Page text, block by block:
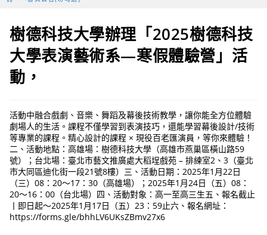
樹德科技大學辦理「2025樹德科技
大學表演藝術系—寒假體驗營」活
動，
活動中融合戲劇、音樂、舞蹈及幕後技術教學，讓你能全方位體驗
劇場人的生活。課程不僅學習到表演技巧，還能學習幕後設計/技術
等專業的課程。精心設計的課程 × 現役百老匯演員，等你來體驗！
二、活動地點：高雄場：樹德科技大學（高雄市燕巢區橫山路59
號）；台北場：臺北市藝文推廣處大稻埕戲苑 – 排練室2、3（臺北
市大同區迪化街一段21號8樓）三、活動日期：2025年1月22日
（三）08：20～17：30（高雄場）；2025年1月24日（五）08：
20～16：00（台北場）四、活動對象：高一至高三生五、報名截止
丨即日起～2025年1月17日（五）23：59止六、報名網址：
https://forms.gle/bhhLV6UKsZBmv27x6